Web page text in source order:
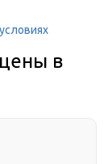
в